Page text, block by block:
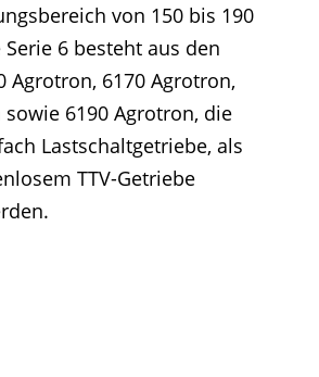
von 150 bis 190
Serie 6 besteht aus den
Agrotron, 6170 Agrotron,
6190 Agrotron, die
Lastschaltgetriebe, als
TTV-Getriebe